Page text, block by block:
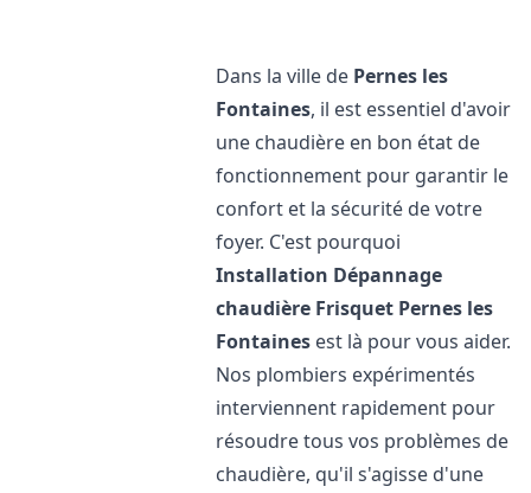
Dans la ville de Pernes les
Fontaines, il est essentiel d'avoir
une chaudière en bon état de
fonctionnement pour garantir le
confort et la sécurité de votre
foyer. C'est pourquoi
Installation Dépannage
chaudière Frisquet Pernes les
Fontaines est là pour vous aider.
Nos plombiers expérimentés
interviennent rapidement pour
résoudre tous vos problèmes de
chaudière, qu'il s'agisse d'une